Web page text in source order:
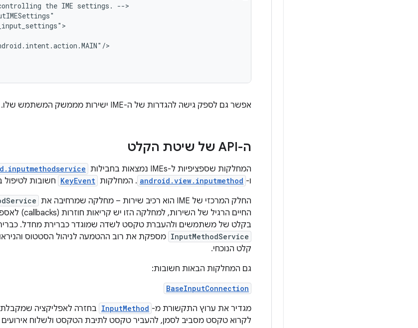
the IME settings.
-->
אפשר גם לספק גישה להגדרות של ה-IME ישירות מממשק המשתמש שלו.
ה-API של שיטת הקלט
המחלקות שספציפיות ל-IMEs נמצאות בחבילות
ו- android.view.inputmethod . המחלקות KeyEvent חשובות
החלק המרכזי של IME הוא רכיב שירות – מחלקה שמרחיבה את
בקלט של משתמשים ולהעברת טקסט לשדה שמוגדר כברירת מחדל.
InputMethodService
קלט הנוכחי.
גם המחלקות הבאות חשובות:
BaseInputConnection
מגדיר את ערוץ התקשורת מ- InputMethod בחזרה לאפליקציה
לקרוא טקסט מסביב לסמן, להעביר טקסט לתיבת הטקסט ולשלוח אירועים